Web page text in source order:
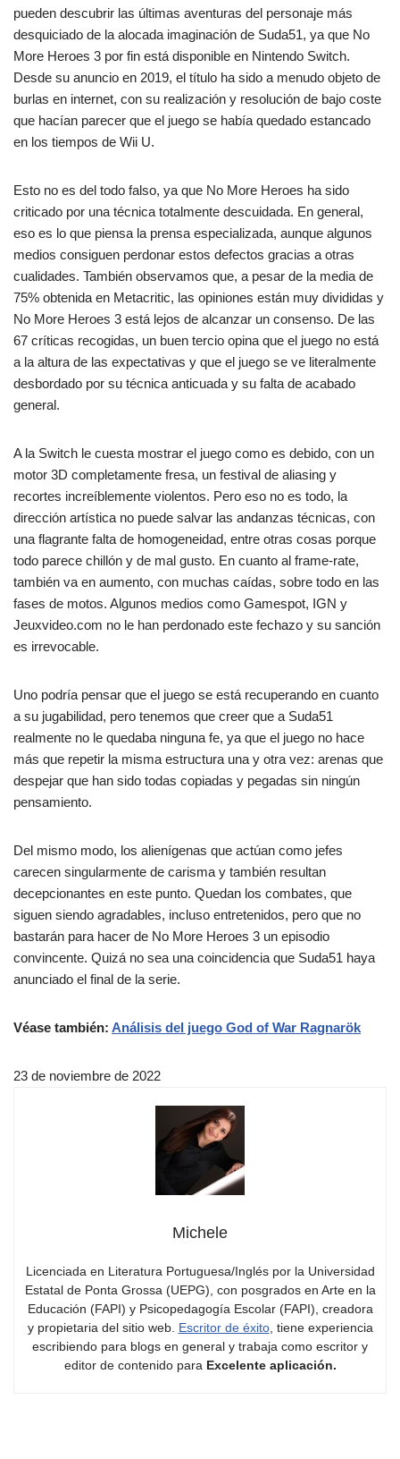
pueden descubrir las últimas aventuras del personaje más
desquiciado de la alocada imaginación de Suda51, ya que No
More Heroes 3 por fin está disponible en Nintendo Switch.
Desde su anuncio en 2019, el título ha sido a menudo objeto de
burlas en internet, con su realización y resolución de bajo coste
que hacían parecer que el juego se había quedado estancado
en los tiempos de Wii U.
Esto no es del todo falso, ya que No More Heroes ha sido
criticado por una técnica totalmente descuidada. En general,
eso es lo que piensa la prensa especializada, aunque algunos
medios consiguen perdonar estos defectos gracias a otras
cualidades. También observamos que, a pesar de la media de
75% obtenida en Metacritic, las opiniones están muy divididas y
No More Heroes 3 está lejos de alcanzar un consenso. De las
67 críticas recogidas, un buen tercio opina que el juego no está
a la altura de las expectativas y que el juego se ve literalmente
desbordado por su técnica anticuada y su falta de acabado
general.
A la Switch le cuesta mostrar el juego como es debido, con un
motor 3D completamente fresa, un festival de aliasing y
recortes increíblemente violentos. Pero eso no es todo, la
dirección artística no puede salvar las andanzas técnicas, con
una flagrante falta de homogeneidad, entre otras cosas porque
todo parece chillón y de mal gusto. En cuanto al frame-rate,
también va en aumento, con muchas caídas, sobre todo en las
fases de motos. Algunos medios como Gamespot, IGN y
Jeuxvideo.com no le han perdonado este fechazo y su sanción
es irrevocable.
Uno podría pensar que el juego se está recuperando en cuanto
a su jugabilidad, pero tenemos que creer que a Suda51
realmente no le quedaba ninguna fe, ya que el juego no hace
más que repetir la misma estructura una y otra vez: arenas que
despejar que han sido todas copiadas y pegadas sin ningún
pensamiento.
Del mismo modo, los alienígenas que actúan como jefes
carecen singularmente de carisma y también resultan
decepcionantes en este punto. Quedan los combates, que
siguen siendo agradables, incluso entretenidos, pero que no
bastarán para hacer de No More Heroes 3 un episodio
convincente. Quizá no sea una coincidencia que Suda51 haya
anunciado el final de la serie.
Véase también: Análisis del juego God of War Ragnarök
23 de noviembre de 2022
Michele
Licenciada en Literatura Portuguesa/Inglés por la Universidad
Estatal de Ponta Grossa (UEPG), con posgrados en Arte en la
Educación (FAPI) y Psicopedagogía Escolar (FAPI), creadora
y propietaria del sitio web. Escritor de éxito, tiene experiencia
escribiendo para blogs en general y trabaja como escritor y
editor de contenido para Excelente aplicación.